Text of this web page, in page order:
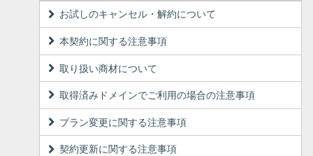
お試しのキャンセル・解約について
本契約に関する注意事項
取り扱い商材について
取得済みドメインでご利用の場合の注意事項
プラン変更に関する注意事項
契約更新に関する注意事項